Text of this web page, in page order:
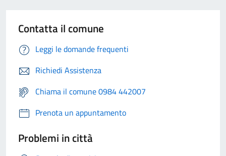
Contatta il comune
Leggi le domande frequenti
Richiedi Assistenza
Chiama il comune 0984 442007
Prenota un appuntamento
Problemi in città